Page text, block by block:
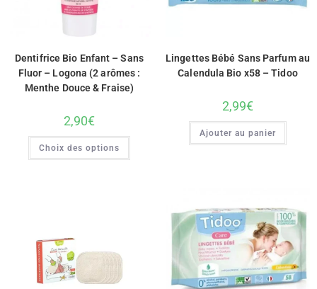
Dentifrice Bio Enfant – Sans
Fluor – Logona (2 arômes :
Menthe Douce & Fraise)
2,90€
Choix des options
Lingettes Bébé Sans Parfum au
Calendula Bio x58 – Tidoo
2,99€
Ajouter au panier